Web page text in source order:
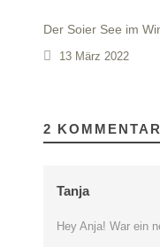
Der Soier See im
13 März 2022
2
Tanja
Hey Anja! War ein